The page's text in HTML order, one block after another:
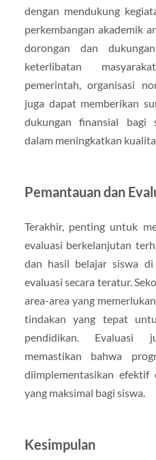
dengan mendukung
perkembangan akademik
dorongan dan
keterlibatan
pemerintah, organisasi
juga dapat memberikan
dukungan finansial bagi
dalam meningkatkan
Pemantauan dan
Terakhir, penting untuk
evaluasi berkelanjutan
dan hasil belajar siswa di
evaluasi secara teratur.
area-area yang
tindakan yang tepat
pendidikan. Evaluasi
memastikan bahwa
diimplementasikan efektif
yang maksimal bagi siswa.
Kesimpulan